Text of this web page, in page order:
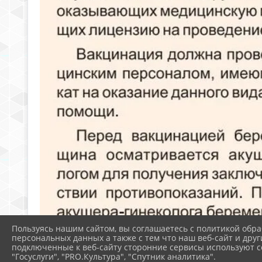
Пользуясь нашим сайтом, вы соглашаетесь с политикой
персональных данных а также с тем что наш веб-сайт и
подключенные к веб-сайту сторонние сервисы используют
"Госуслуги", "PRO.Культура", "Спутник аналитика".